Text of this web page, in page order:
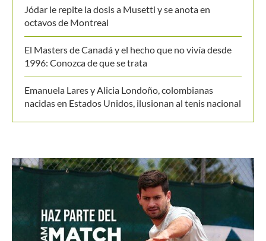
Jódar le repite la dosis a Musetti y se anota en
octavos de Montreal
El Masters de Canadá y el hecho que no vivía desde
1996: Conozca de que se trata
Emanuela Lares y Alicia Londoño, colombianas
nacidas en Estados Unidos, ilusionan al tenis nacional